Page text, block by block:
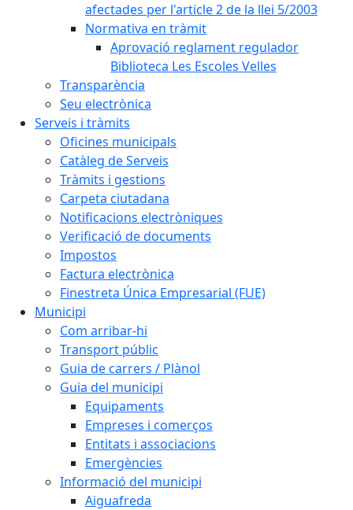
afectades per l'article 2 de la llei 5/2003
Normativa en tràmit
Aprovació reglament regulador
Biblioteca Les Escoles Velles
Transparència
Seu electrònica
Serveis i tràmits
Oficines municipals
Catàleg de Serveis
Tràmits i gestions
Carpeta ciutadana
Notificacions electròniques
Verificació de documents
Impostos
Factura electrònica
Finestreta Única Empresarial (FUE)
Municipi
Com arribar-hi
Transport públic
Guia de carrers / Plànol
Guia del municipi
Equipaments
Empreses i comerços
Entitats i associacions
Emergències
Informació del municipi
Aiguafreda